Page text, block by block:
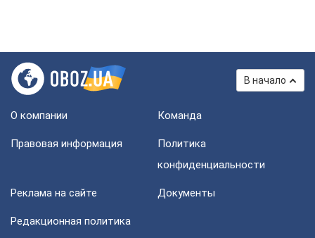
В начало
О компании Команда
Правовая информация
Политика
конфиденциальности
Реклама на сайте Документы
Редакционная политика